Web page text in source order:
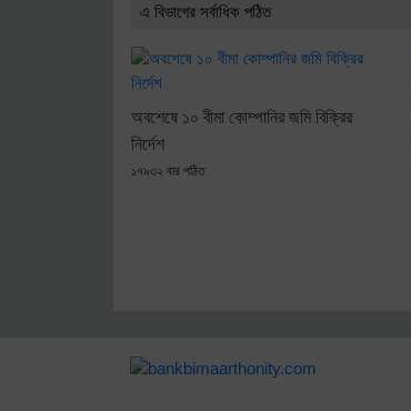
এ বিভাগের সর্বাধিক পঠিত
অবশেষে ১০ বীমা কোম্পানির জমি বিক্রির
নির্দেশ
১৭৯৩২ বার পঠিত